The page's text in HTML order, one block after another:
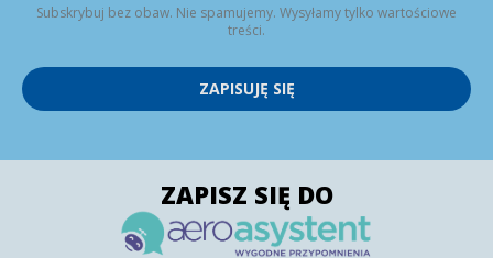
Subskrybuj bez obaw. Nie spamujemy. Wysyłamy tylko wartościowe
treści.
ZAPISUJĘ SIĘ
ZAPISZ SIĘ DO